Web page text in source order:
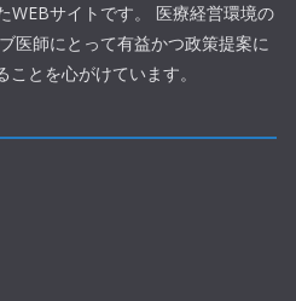
WEBサイトです。 医療経営環境の
医師にとって有益かつ政策提案に
とを心がけています。